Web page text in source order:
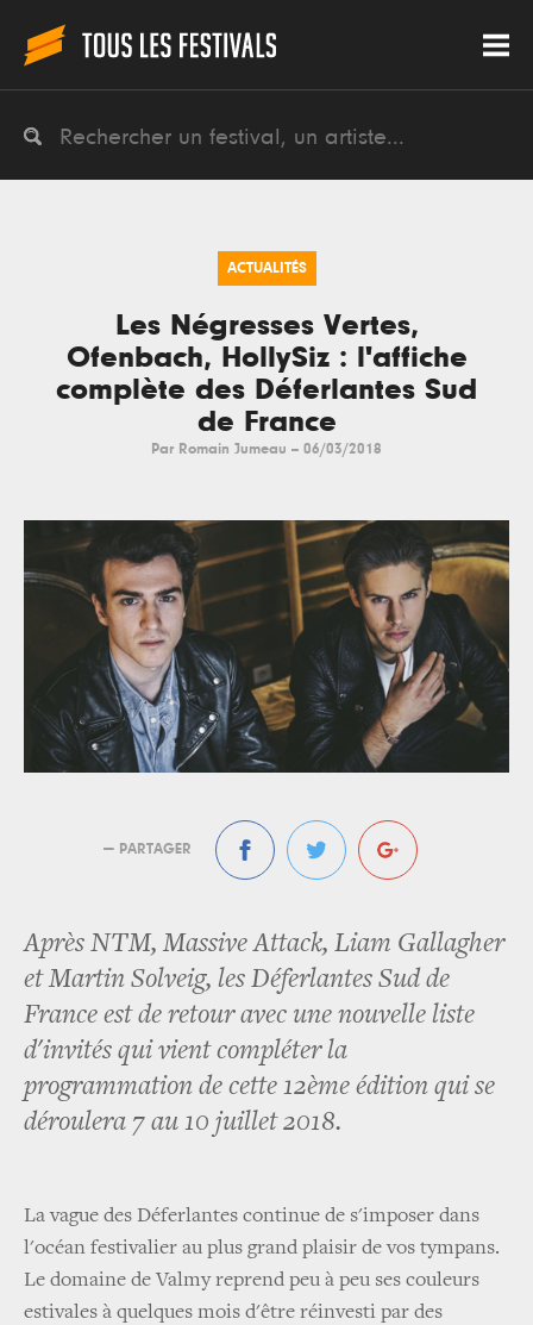
ACTUALITÉS
Les Négresses Vertes,
Ofenbach, HollySiz : l'affiche
complète des Déferlantes Sud
de France
Par Romain Jumeau -- 06/03/2018
— PARTAGER
Après NTM, Massive Attack, Liam Gallagher
et Martin Solveig, les Déferlantes Sud de
France est de retour avec une nouvelle liste
d'invités qui vient compléter la
programmation de cette 12ème édition qui se
déroulera 7 au 10 juillet 2018.
La vague des Déferlantes continue de s'imposer dans
l'océan festivalier au plus grand plaisir de vos tympans.
Le domaine de Valmy reprend peu à peu ses couleurs
estivales à quelques mois d'être réinvesti par des